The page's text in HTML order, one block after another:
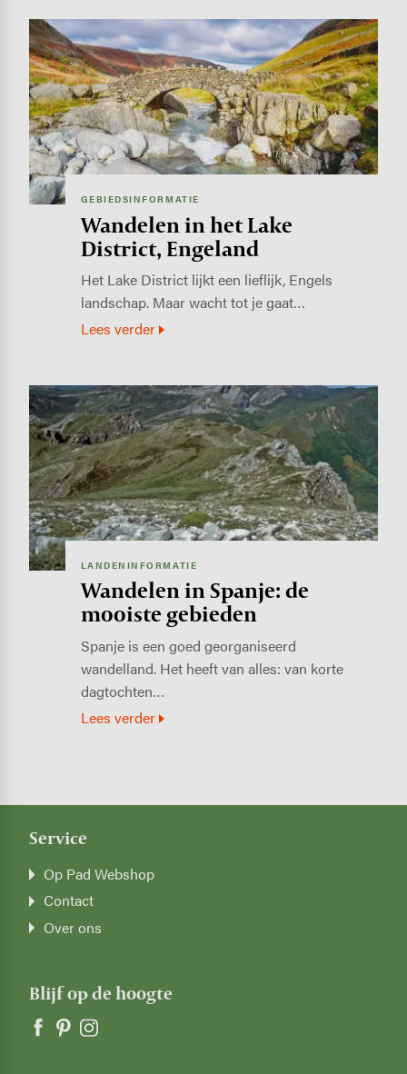
Image
GEBIEDSINFORMATIE
Wandelen in het Lake
District, Engeland
Het Lake District lijkt een lieflijk, Engels
landschap. Maar wacht tot je gaat…
Lees verder
Image
LANDENINFORMATIE
Wandelen in Spanje: de
mooiste gebieden
Spanje is een goed georganiseerd
wandelland. Het heeft van alles: van korte
dagtochten…
Lees verder
Service
Op Pad Webshop
Contact
Over ons
Blijf op de hoogte